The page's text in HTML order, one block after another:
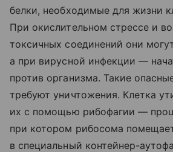
белки, необходимые для жизни
При окислительном стрессе и
токсичных соединений они
а при вирусной инфекции —
против организма. Такие
требуют уничтожения. Клетка
их с помощью рибофагии —
при котором рибосома
в специальный контейнер-